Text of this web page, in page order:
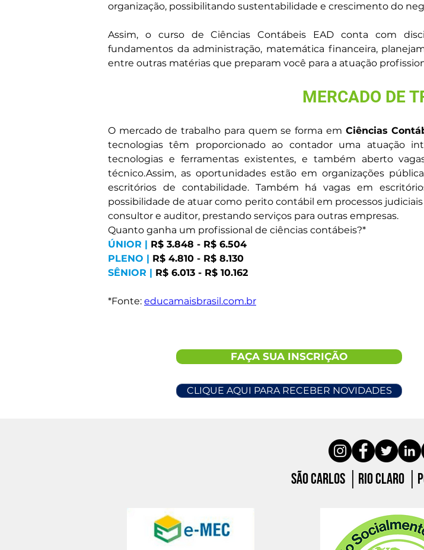
organização, possibilitando sustentabilidade e crescimento do
Assim, o curso de Ciências Contábeis EAD conta com
fundamentos da administração, matemática financeira,
entre outras matérias que preparam você para a atuação
MERCADO DE
O mercado de trabalho para quem se forma em Ciências
tecnologias têm proporcionado ao contador uma atuação
tecnologias e ferramentas existentes, e também aberto
técnico.Assim, as oportunidades estão em organizações
escritórios de contabilidade. Também há vagas em
possibilidade de atuar como perito contábil em processos
consultor e auditor, prestando serviços para outras empresas.
Quanto ganha um profissional de ciências contábeis?*
ÚNIOR | R$ 3.848 - R$ 6.504
PLENO | R$ 4.810 - R$ 8.130
SÊNIOR | R$ 6.013 - R$ 10.162
*Fonte: educamaisbrasil.com.br
FAÇA SUA INSCRIÇÃO
CLIQUE AQUI PARA RECEBER NOVIDADES
São carlos │Rio claro